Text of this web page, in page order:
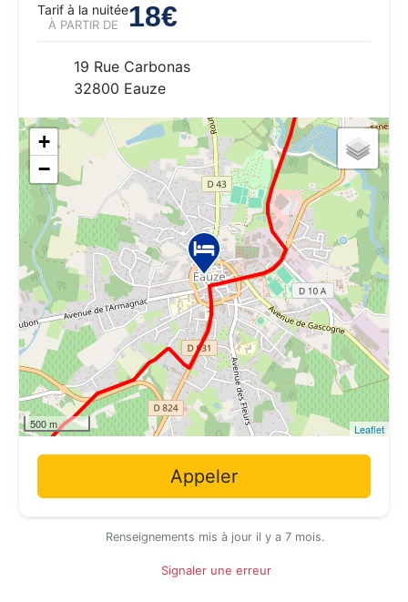
Tarif à la nuitée
À PARTIR DE 18€
19 Rue Carbonas
32800 Eauze
+
−
500 m Leaflet
Appeler
Renseignements mis à jour il y a 7 mois.
Signaler une erreur